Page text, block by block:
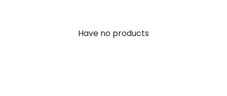
Have no products